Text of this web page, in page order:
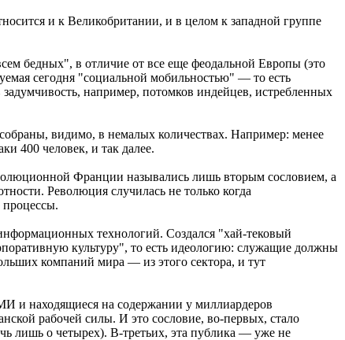
и к Великобритании, и в целом к западной группе
бедных", в отличие от все еще феодальной Европы (это
сегодня "социальной мобильностью" — то есть
например, потомков индейцев, истребленных
видимо, в немалых количествах. Например: менее
400 человек, и так далее.
Франции назывались лишь вторым сословием, а
Революция случилась не только когда
процессы.
технологий. Создался "хай-тековый
культуру", то есть идеологию: служащие должны
компаний мира — из этого сектора, и тут
и находящиеся на содержании у миллиардеров
рабочей силы. И это сословие, во-первых, стало
лишь о четырех). В-третьих, эта публика — уже не